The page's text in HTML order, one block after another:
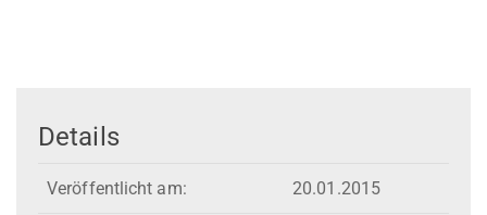
Details
Veröffentlicht am: 20.01.2015